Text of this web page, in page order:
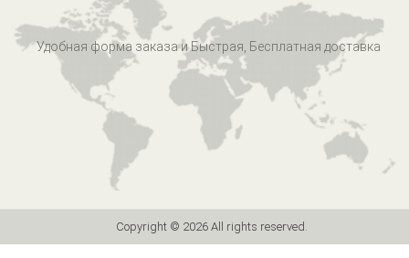
Удобная форма заказа и Быстрая, Бесплатная доставка
Copyright © 2026 All rights reserved.